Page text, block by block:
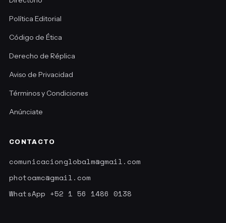
Política Editorial
Código de Ética
Derecho de Réplica
Aviso de Privacidad
Términos y Condiciones
Anúnciate
CONTACTO
comunicacionglobalm@gmail.com
photoamc@gmail.com
WhatsApp +52 1 56 1486 0138